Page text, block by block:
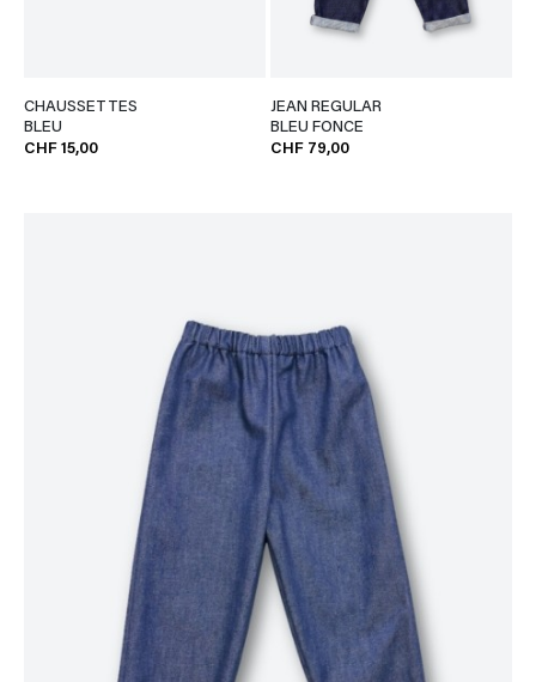
CHAUSSETTES
BLEU
CHF 15,00
JEAN REGULAR
BLEU FONCE
CHF 79,00